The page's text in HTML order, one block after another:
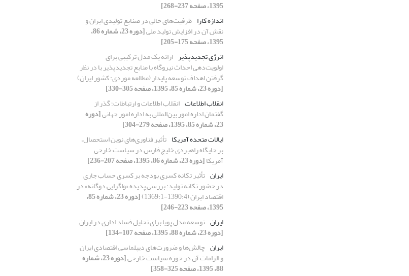
1395، صفحه 237-268]
اندازه کارا ظرفیت‌های خالی در صنایع تولیدی ایران و
نقش آن در افزایش تولید ملی [دوره 23، شماره 86،
1395، صفحه 175-205]
انرژی تجدیدپذیر ارائه یک مدل ترکیبی برای
اولویت‌دهی احداث نیروگاه با منابع تجدید‌پذیر با در نظر
گرفتن اهداف توسعه پایدار (مطالعه موردی: کشور ایران)
[دوره 23، شماره 85، 1395، صفحه 305-330]
انقلاب اطلاعات انقلاب اطلاعات و ارتباطات؛ گذر از
گفتمان اداره امور بین‌المللی به اداره امور جهانی[دوره
23، شماره 85، 1395، صفحه 279-304]
ایالات متحده آمریکا تأثیر فناوری‌های نوین استحصال،
بر جایگاه راهبردی خلیج فارس در سیاست خارجی
آمریکا[دوره 23، شماره 86، 1395، صفحه 207-236]
ایران تأثیر تکانه کسری بودجه بر کسری حساب جاری
در حضور تکانه تولید: بررسی پدیده «واگرایی دوگانه» در
اقتصاد ایران (1390:4-1369:1) [دوره 23، شماره 85،
1395، صفحه 223-246]
ایران توسعه مدل پویا برای تحلیل فساد اداری در ایران
[دوره 23، شماره 88، 1395، صفحه 107-134]
ایران چالش‌ها و ضرورت‌های دیپلماسی اقتصادی ایران
و الزامات آن در حوزه سیاست خارجی [دوره 23، شماره
88، 1395، صفحه 325-358]